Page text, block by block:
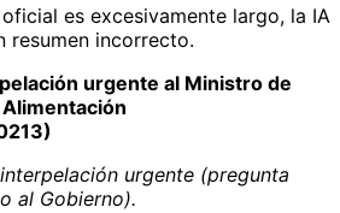
es excesivamente largo, la IA
resumen incorrecto.
urgente al Ministro de
urgente (pregunta
al Gobierno).